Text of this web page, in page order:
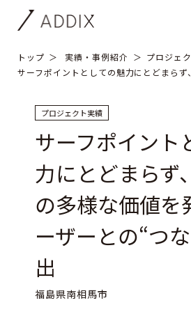
トップ 実績・事例紹介
プロジェ
サーフポイントとしての魅力にとどまら
プロジェクト実績
サーフポイント
力にとどまらず
の多様な価値を
ーザーとの“つ
出
福島県南相馬市